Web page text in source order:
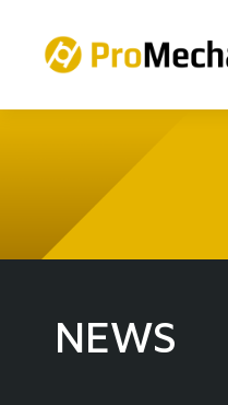
NEWS